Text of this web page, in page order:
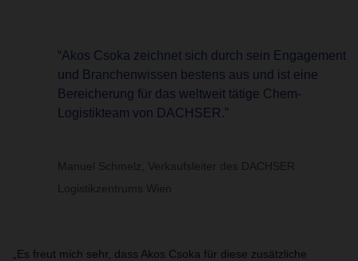
“Akos Csoka zeichnet sich durch sein Engagement
und Branchenwissen bestens aus und ist eine
Bereicherung für das weltweit tätige Chem-
Logistikteam von DACHSER.”
Manuel Schmelz, Verkaufsleiter des DACHSER
Logistikzentrums Wien
„Es freut mich sehr, dass Akos Csoka für diese zusätzliche